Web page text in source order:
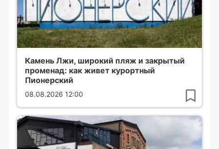
Камень Лжи, широкий пляж и закрытый
променад: как живет курортный
Пионерский
08.08.2026 12:00